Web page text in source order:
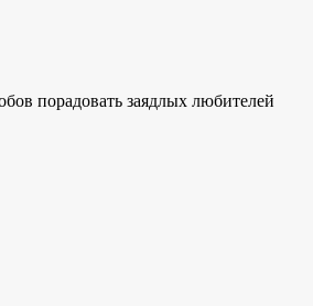
порадовать заядлых любителей